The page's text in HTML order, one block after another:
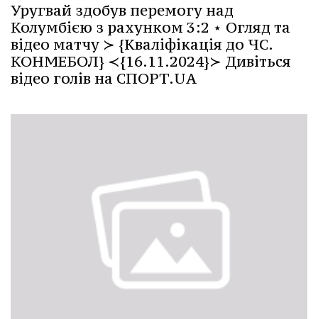
Уругвай здобув перемогу над
Колумбією з рахунком 3:2 ⋆ Огляд та
відео матчу ≻ {Кваліфікація до ЧС.
КОНМЕБОЛ} ≺{16.11.2024}≻ Дивіться
відео голів на СПОРТ.UA